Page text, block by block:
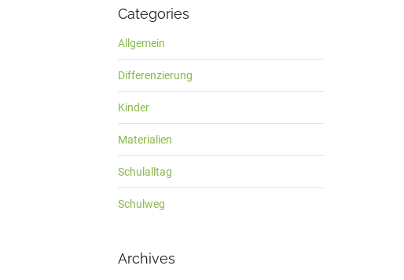
Categories
Allgemein
Differenzierung
Kinder
Materialien
Schulalltag
Schulweg
Archives